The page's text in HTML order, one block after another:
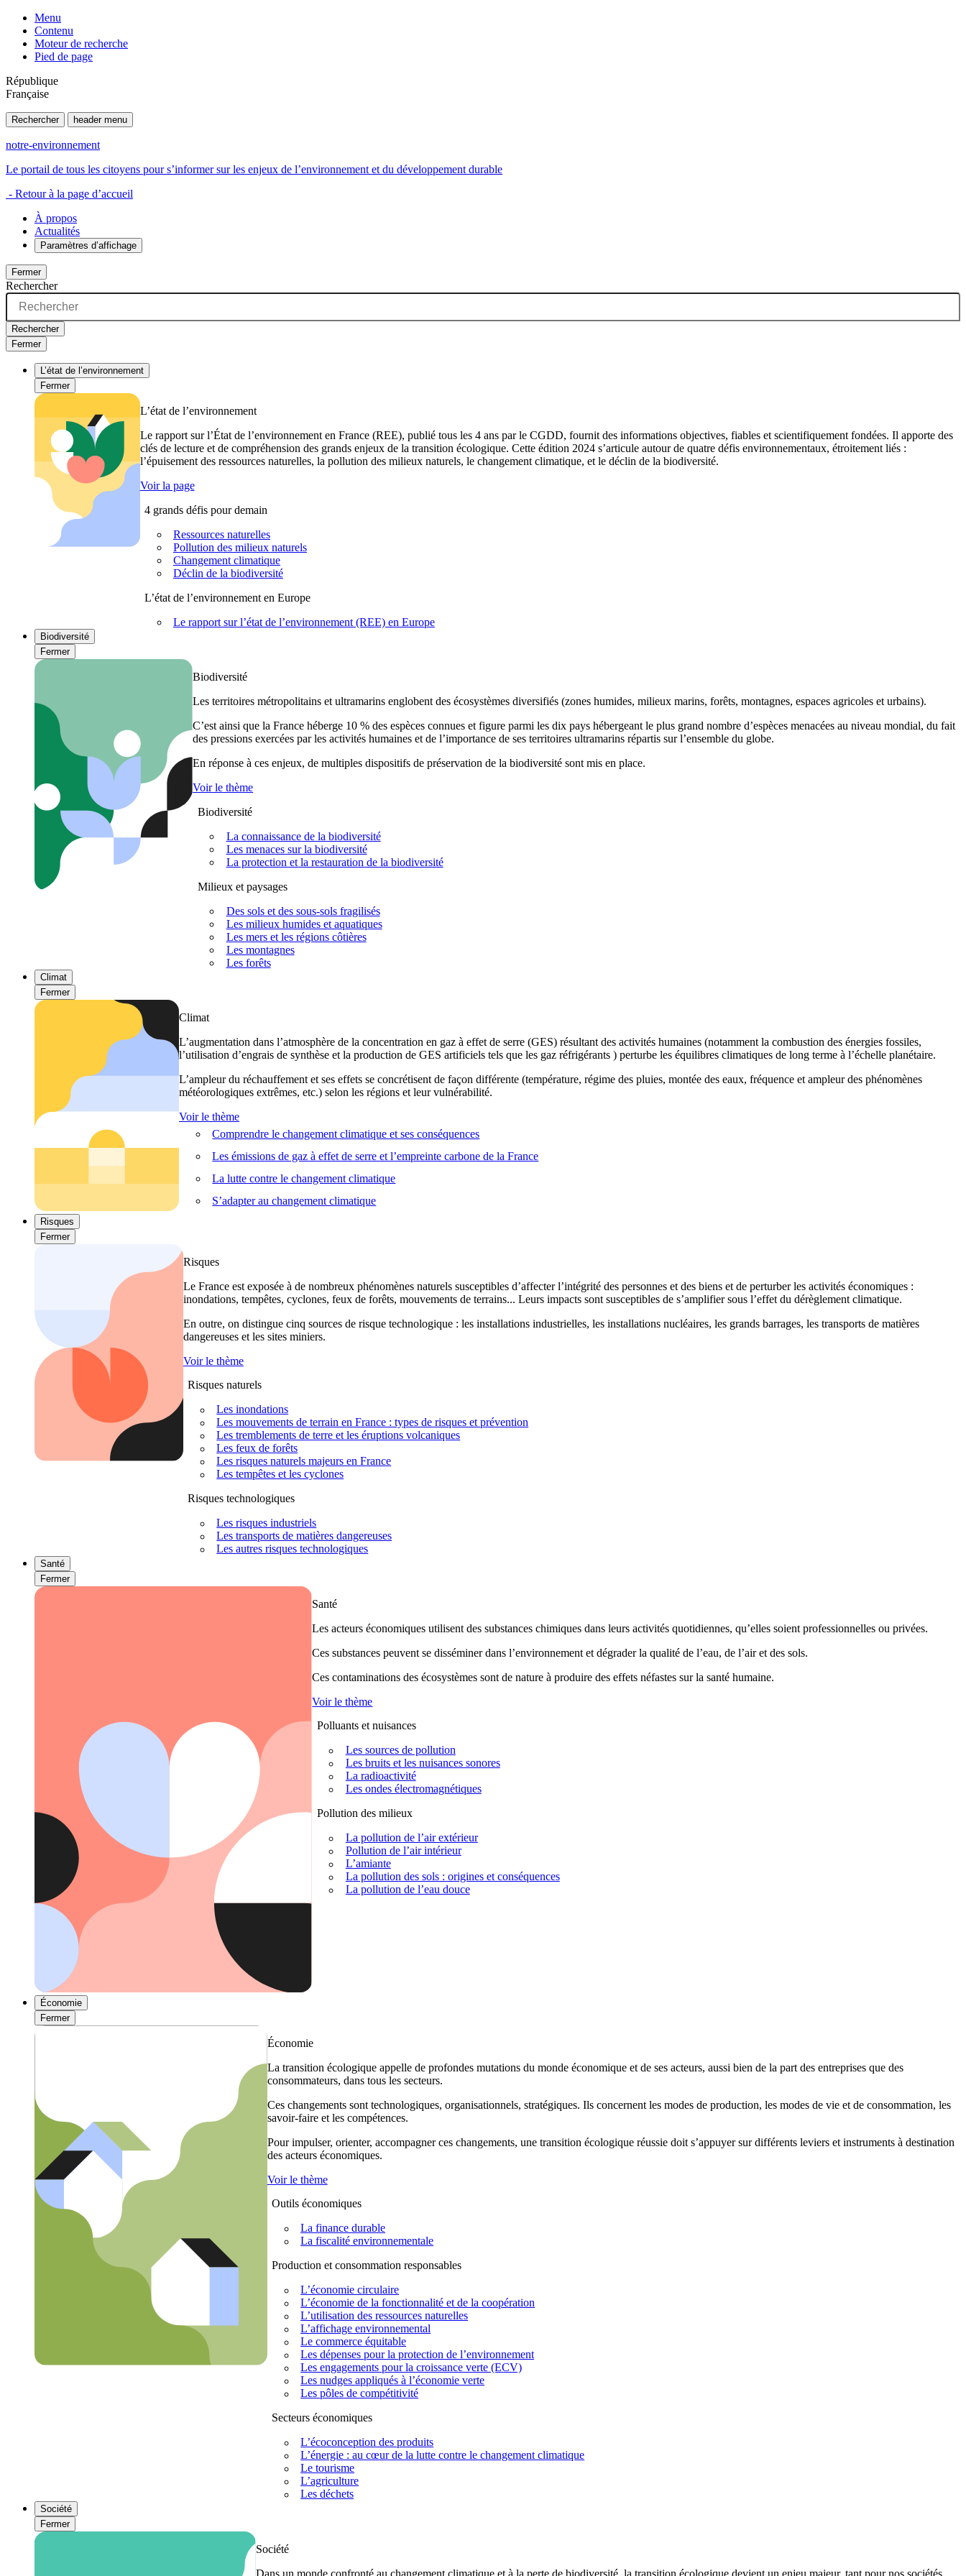
Menu
Contenu
Moteur de recherche
Pied de page
République
Française
Rechercher header menu
notre-environnement
Le portail de tous les citoyens pour s’informer sur les enjeux de l’environnement et du développement durable
- Retour à la page d’accueil
À propos
Actualités
Paramètres d’affichage
Fermer
Rechercher
Rechercher
Fermer
L’état de l’environnement
Fermer
L’état de l’environnement
Le rapport sur l’État de l’environnement en France (REE), publié tous les 4 ans par le CGDD, fournit des informations objectives, fiables et scientifiquement fondées. Il apporte des
clés de lecture et de compréhension des grands enjeux de la transition écologique. Cette édition 2024 s’articule autour de quatre défis environnementaux, étroitement liés :
l’épuisement des ressources naturelles, la pollution des milieux naturels, le changement climatique, et le déclin de la biodiversité.
Voir la page
4 grands défis pour demain
Ressources naturelles
Pollution des milieux naturels
Changement climatique
Déclin de la biodiversité
L’état de l’environnement en Europe
Le rapport sur l’état de l’environnement (REE) en Europe
Biodiversité
Fermer
Biodiversité
Les territoires métropolitains et ultramarins englobent des écosystèmes diversifiés (zones humides, milieux marins, forêts, montagnes, espaces agricoles et urbains).
C’est ainsi que la France héberge 10 % des espèces connues et figure parmi les dix pays hébergeant le plus grand nombre d’espèces menacées au niveau mondial, du fait
des pressions exercées par les activités humaines et de l’importance de ses territoires ultramarins répartis sur l’ensemble du globe.
En réponse à ces enjeux, de multiples dispositifs de préservation de la biodiversité sont mis en place.
Voir le thème
Biodiversité
La connaissance de la biodiversité
Les menaces sur la biodiversité
La protection et la restauration de la biodiversité
Milieux et paysages
Des sols et des sous-sols fragilisés
Les milieux humides et aquatiques
Les mers et les régions côtières
Les montagnes
Les forêts
Climat
Fermer
Climat
L’augmentation dans l’atmosphère de la concentration en gaz à effet de serre (GES) résultant des activités humaines (notamment la combustion des énergies fossiles,
l’utilisation d’engrais de synthèse et la production de GES artificiels tels que les gaz réfrigérants ) perturbe les équilibres climatiques de long terme à l’échelle planétaire.
L’ampleur du réchauffement et ses effets se concrétisent de façon différente (température, régime des pluies, montée des eaux, fréquence et ampleur des phénomènes
météorologiques extrêmes, etc.) selon les régions et leur vulnérabilité.
Voir le thème
Comprendre le changement climatique et ses conséquences
Les émissions de gaz à effet de serre et l’empreinte carbone de la France
La lutte contre le changement climatique
S’adapter au changement climatique
Risques
Fermer
Risques
Le France est exposée à de nombreux phénomènes naturels susceptibles d’affecter l’intégrité des personnes et des biens et de perturber les activités économiques :
inondations, tempêtes, cyclones, feux de forêts, mouvements de terrains... Leurs impacts sont susceptibles de s’amplifier sous l’effet du dérèglement climatique.
En outre, on distingue cinq sources de risque technologique : les installations industrielles, les installations nucléaires, les grands barrages, les transports de matières
dangereuses et les sites miniers.
Voir le thème
Risques naturels
Les inondations
Les mouvements de terrain en France : types de risques et prévention
Les tremblements de terre et les éruptions volcaniques
Les feux de forêts
Les risques naturels majeurs en France
Les tempêtes et les cyclones
Risques technologiques
Les risques industriels
Les transports de matières dangereuses
Les autres risques technologiques
Santé
Fermer
Santé
Les acteurs économiques utilisent des substances chimiques dans leurs activités quotidiennes, qu’elles soient professionnelles ou privées.
Ces substances peuvent se disséminer dans l’environnement et dégrader la qualité de l’eau, de l’air et des sols.
Ces contaminations des écosystèmes sont de nature à produire des effets néfastes sur la santé humaine.
Voir le thème
Polluants et nuisances
Les sources de pollution
Les bruits et les nuisances sonores
La radioactivité
Les ondes électromagnétiques
Pollution des milieux
La pollution de l’air extérieur
Pollution de l’air intérieur
L’amiante
La pollution des sols : origines et conséquences
La pollution de l’eau douce
Économie
Fermer
Économie
La transition écologique appelle de profondes mutations du monde économique et de ses acteurs, aussi bien de la part des entreprises que des
consommateurs, dans tous les secteurs.
Ces changements sont technologiques, organisationnels, stratégiques. Ils concernent les modes de production, les modes de vie et de consommation, les
savoir-faire et les compétences.
Pour impulser, orienter, accompagner ces changements, une transition écologique réussie doit s’appuyer sur différents leviers et instruments à destination
des acteurs économiques.
Voir le thème
Outils économiques
La finance durable
La fiscalité environnementale
Production et consommation responsables
L’économie circulaire
L’économie de la fonctionnalité et de la coopération
L’utilisation des ressources naturelles
L’affichage environnemental
Le commerce équitable
Les dépenses pour la protection de l’environnement
Les engagements pour la croissance verte (ECV)
Les nudges appliqués à l’économie verte
Les pôles de compétitivité
Secteurs économiques
L’écoconception des produits
L’énergie : au cœur de la lutte contre le changement climatique
Le tourisme
L’agriculture
Les déchets
Société
Fermer
Société
Dans un monde confronté au changement climatique et à la perte de biodiversité, la transition écologique devient un enjeu majeur, tant pour nos sociétés